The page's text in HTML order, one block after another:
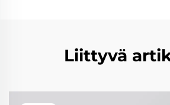
Liittyvä